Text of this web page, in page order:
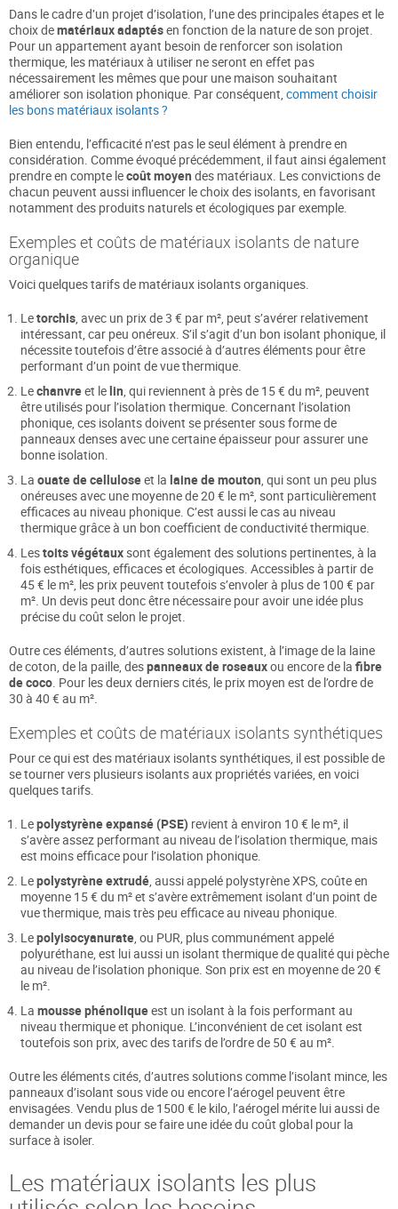
Dans le cadre d’un projet d’isolation, l’une des principales étapes et le
choix dematériaux adaptésen fonction de la nature de son projet.
Pour un appartement ayant besoin de renforcer son isolation
thermique, les matériaux à utiliser ne seront en effet pas
nécessairement les mêmes que pour une maison souhaitant
améliorer son isolation phonique. Par conséquent, comment choisir
les bons matériaux isolants ?
Bien entendu, l’efficacité n’est pas le seul élément à prendre en
considération. Comme évoqué précédemment, il faut ainsi également
prendre en compte lecoût moyen des matériaux. Les convictions de
chacun peuvent aussi influencer le choix des isolants, en favorisant
notamment des produits naturels et écologiques par exemple.
Exemples et coûts de matériaux isolants de nature
organique
Voici quelques tarifs de matériaux isolants organiques.
Letorchis , avec un prix de 3 € par m², peut s’avérer relativement
intéressant, car peu onéreux. S’il s’agit d’un bon isolant phonique, il
nécessite toutefois d’être associé à d’autres éléments pour être
performant d’un point de vue thermique.
Lechanvreet lelin , qui reviennent à près de 15 € du m², peuvent
être utilisés pour l’isolation thermique. Concernant l’isolation
phonique, ces isolants doivent se présenter sous forme de
panneaux denses avec une certaine épaisseur pour assurer une
bonne isolation.
La ouate de celluloseet la laine de mouton , qui sont un peu plus
onéreuses avec une moyenne de 20 € le m², sont particulièrement
efficaces au niveau phonique. C’est aussi le cas au niveau
thermique grâce à un bon coefficient de conductivité thermique.
Lestoits végétauxsont également des solutions pertinentes, à la
fois esthétiques, efficaces et écologiques. Accessibles à partir de
45 € le m², les prix peuvent toutefois s’envoler à plus de 100 € par
m². Un devis peut donc être nécessaire pour avoir une idée plus
précise du coût selon le projet.
Outre ces éléments, d’autres solutions existent, à l’image de la laine
de coton, de la paille, despanneaux de roseauxou encore de la fibre
de coco . Pour les deux derniers cités, le prix moyen est de l’ordre de
30 à 40 € au m².
Exemples et coûts de matériaux isolants synthétiques
Pour ce qui est des matériaux isolants synthétiques, il est possible de
se tourner vers plusieurs isolants aux propriétés variées, en voici
quelques tarifs.
Lepolystyrène expansé (PSE) revient à environ 10 € le m², il
s’avère assez performant au niveau de l’isolation thermique, mais
est moins efficace pour l’isolation phonique.
Lepolystyrène extrudé , aussi appelé polystyrène XPS, coûte en
moyenne 15 € du m² et s’avère extrêmement isolant d’un point de
vue thermique, mais très peu efficace au niveau phonique.
Lepolyisocyanurate , ou PUR, plus communément appelé
polyuréthane, est lui aussi un isolant thermique de qualité qui pèche
au niveau de l’isolation phonique. Son prix est en moyenne de 20 €
le m².
La mousse phénoliqueest un isolant à la fois performant au
niveau thermique et phonique. L’inconvénient de cet isolant est
toutefois son prix, avec des tarifs de l’ordre de 50 € au m².
Outre les éléments cités, d’autres solutions comme l’isolant mince, les
panneaux d’isolant sous vide ou encore l’aérogel peuvent être
envisagées. Vendu plus de 1500 € le kilo, l’aérogel mérite lui aussi de
demander un devis pour se faire une idée du coût global pour la
surface à isoler.
Les matériaux isolants les plus